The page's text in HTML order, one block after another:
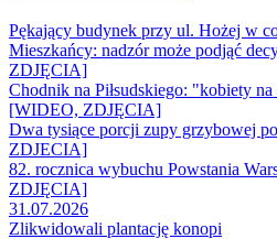
Pękający budynek przy ul. Hożej w
Mieszkańcy: nadzór może podjąć
ZDJĘCIA]
Chodnik na Piłsudskiego: "kobiety
[WIDEO, ZDJĘCIA]
Dwa tysiące porcji zupy grzybowej
ZDJECIA]
82. rocznica wybuchu Powstania
ZDJĘCIA]
31.07.2026
Zlikwidowali plantację konopi